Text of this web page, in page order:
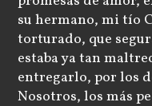
su hermano, mi tío
torturado, que
estaba ya tan
entregarlo, por los
Nosotros, los más